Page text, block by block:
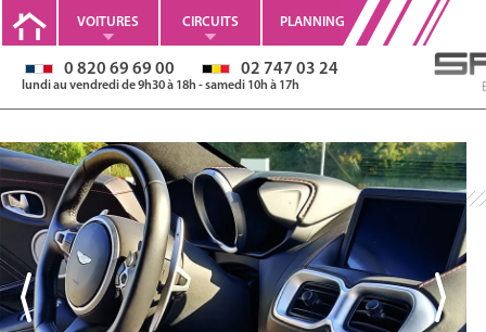
VOITURES CIRCUITS PLANNING
0 820 69 69 00 02 747 03 24
lundi au vendredi de 9h30 à 18h - samedi 10h à 17h